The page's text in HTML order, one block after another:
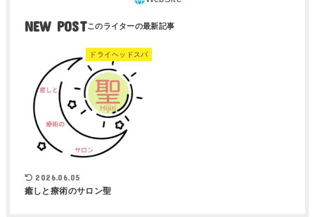
NEW POST
ドライヘッドスパ
2026.06.05
癒しと療術のサロン聖